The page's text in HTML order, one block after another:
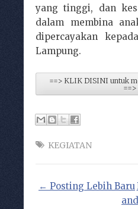
yang tinggi, dan
dalam membina
dipercayakan
Lampung.
==> KLIK DISINI untuk
==>
KEGIATAN
← Posting Lebih Baru